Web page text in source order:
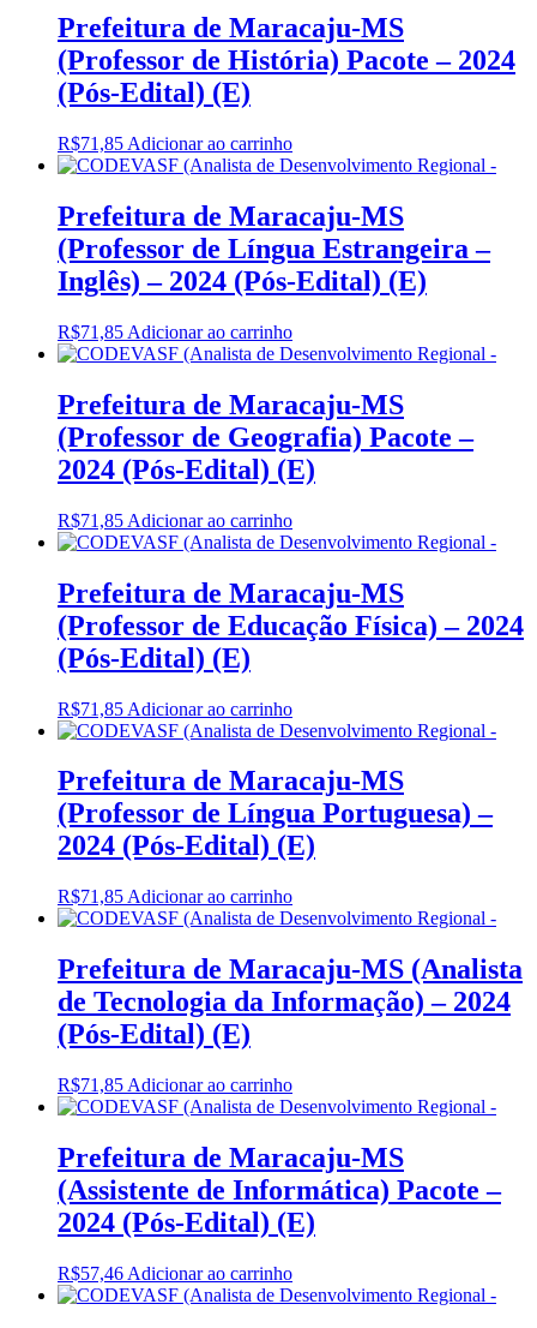
Prefeitura de Maracaju-MS
(Professor de História) Pacote – 2024
(Pós-Edital) (E)
R$71,85 Adicionar ao carrinho
Prefeitura de Maracaju-MS
(Professor de Língua Estrangeira –
Inglês) – 2024 (Pós-Edital) (E)
R$71,85 Adicionar ao carrinho
Prefeitura de Maracaju-MS
(Professor de Geografia) Pacote –
2024 (Pós-Edital) (E)
R$71,85 Adicionar ao carrinho
Prefeitura de Maracaju-MS
(Professor de Educação Física) – 2024
(Pós-Edital) (E)
R$71,85 Adicionar ao carrinho
Prefeitura de Maracaju-MS
(Professor de Língua Portuguesa) –
2024 (Pós-Edital) (E)
R$71,85 Adicionar ao carrinho
Prefeitura de Maracaju-MS (Analista
de Tecnologia da Informação) – 2024
(Pós-Edital) (E)
R$71,85 Adicionar ao carrinho
Prefeitura de Maracaju-MS
(Assistente de Informática) Pacote –
2024 (Pós-Edital) (E)
R$57,46 Adicionar ao carrinho